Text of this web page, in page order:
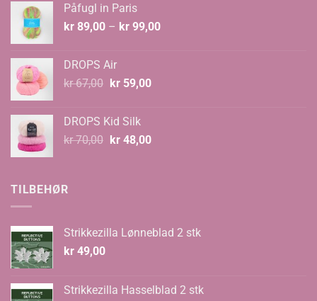
kr 129,00.
Påfugl in Paris
kr 89,00 – kr 99,00Prisområde:
DROPS Air
kr67,00 Opprinnelig
kr 67,00.
kr59,00Nåværende
DROPS Kid Silk
kr70,00 Opprinnelig
kr48,00Nåværende
TILBEHØR
Strikkezilla Lønneblad 2 stk
kr 49,00
Strikkezilla Hasselblad 2 stk